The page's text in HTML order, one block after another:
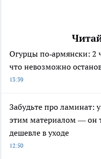
Огурцы по‑армянски: 2
что невозможно
13:39
Забудьте про ламинат:
этим материалом — он
дешевле в уходе
12:50